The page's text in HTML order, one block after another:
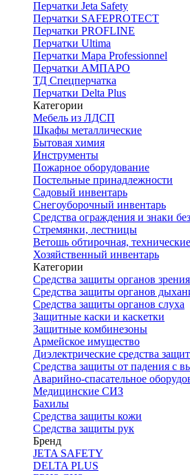
Перчатки Jeta Safety
Перчатки SAFEPROTECT
Перчатки PROFLINE
Перчатки Ultima
Перчатки Мара Professionnel
Перчатки АМПАРО
ТД Спецперчатка
Перчатки Delta Plus
Категории
Мебель из ЛДСП
Шкафы металлические
Бытовая химия
Инструменты
Пожарное оборудование
Постельные принадлежности
Садовый инвентарь
Снегоуборочный инвентарь
Средства ограждения и знаки
Стремянки, лестницы
Ветошь обтирочная,
Хозяйственный инвентарь
Категории
Средства защиты органов зрения
Средства защиты органов
Средства защиты органов слуха
Защитные каски и каскетки
Защитные комбинезоны
Армейское имущество
Диэлектрические средства
Средства защиты от падения с
Аварийно-спасательное
Медицинские СИЗ
Бахилы
Средства защиты кожи
Средства защиты рук
Бренд
JETA SAFETY
DELTA PLUS